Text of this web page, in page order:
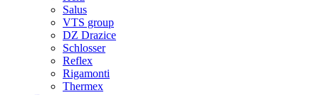
Salus
VTS group
DZ Drazice
Schlosser
Reflex
Rigamonti
Thermex